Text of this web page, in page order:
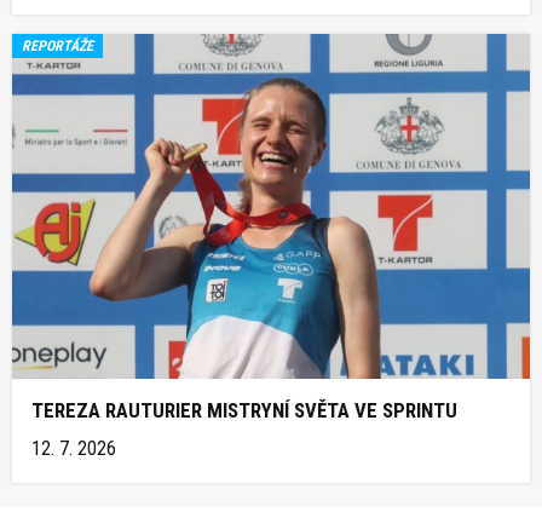
REPORTÁŽE
TEREZA RAUTURIER MISTRYNÍ SVĚTA VE SPRINTU
12. 7. 2026